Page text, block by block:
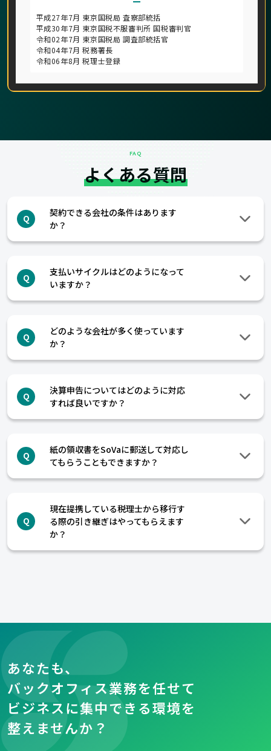
平成27年7月 東京国税局 査察部統括
平成30年7月 東京国税不服審判所 国税審判官
令和02年7月 東京国税局 調査部統括官
令和04年7月 税務署長
令和06年8月 税理士登録
FAQ
よくある質問
Q
契約できる会社の条件はあります
か？
Q
支払いサイクルはどのようになって
いますか？
Q
どのような会社が多く使っています
か？
Q
決算申告についてはどのように対応
すれば良いですか？
Q
紙の領収書をSoVaに郵送して対応し
てもらうこともできますか？
Q
現在提携している税理士から移行す
る際の引き継ぎはやってもらえます
か？
あなたも、
バックオフィス業務を任せて
ビジネスに集中できる環境を
整えませんか？